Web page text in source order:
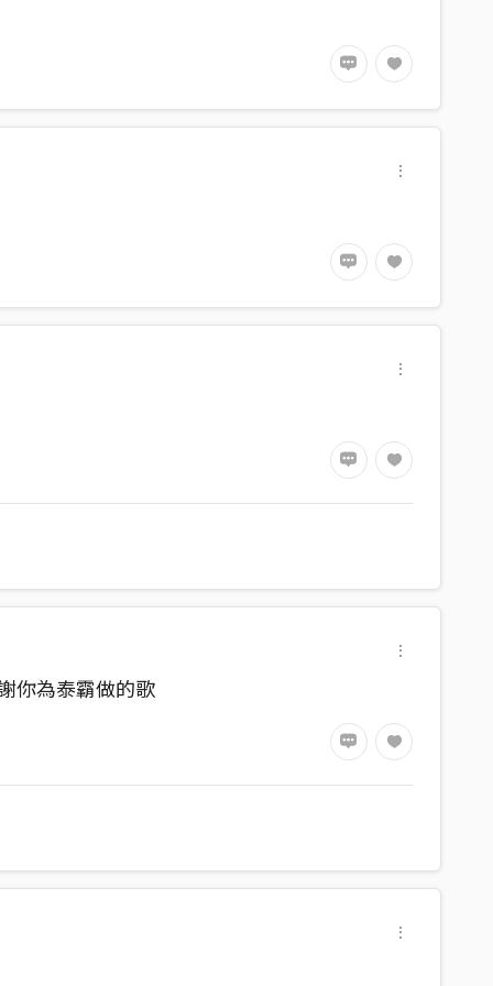
氣勢推到頂點】
完美交織，展現強大音樂性】
不、從不退後……）
你為泰霸做的歌